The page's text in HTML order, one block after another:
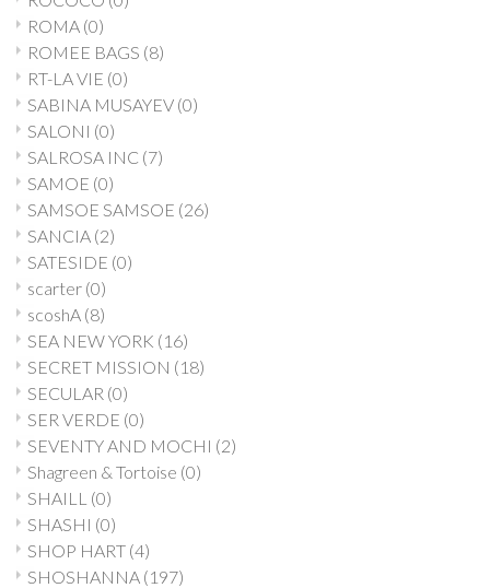
ROMA (0)
ROMEE BAGS (8)
RT-LA VIE (0)
SABINA MUSAYEV (0)
SALONI (0)
SALROSA INC (7)
SAMOE (0)
SAMSOE SAMSOE (26)
SANCIA (2)
SATESIDE (0)
scarter (0)
scoshA (8)
SEA NEW YORK (16)
SECRET MISSION (18)
SECULAR (0)
SER VERDE (0)
SEVENTY AND MOCHI (2)
Shagreen & Tortoise (0)
SHAILL (0)
SHASHI (0)
SHOP HART (4)
SHOSHANNA (197)